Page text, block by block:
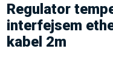
Regulator
interfejsem
kabel 2m